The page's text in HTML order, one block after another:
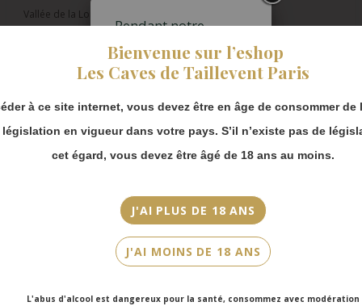
Bienvenue sur l’eshop
Les Caves de Taillevent Paris
à ce site internet, vous devez être en âge de consommer de
législation en vigueur dans votre pays. S’il n’existe pas de
cet égard, vous devez être âgé de 18 ans au moins.
J'AI PLUS DE 18 ANS
J'AI MOINS DE 18 ANS
L'abus d'alcool est dangereux pour la santé, consommez avec modération
Vallée de la Loire
Vin de France
Millésime
Couleur
Pendant notre
fermeture estivale,
vous pouvez
continuer à passer
Merci de bien
prendre en compte :
Les envois
partir du 31 août.
Les commandes
en click-and-
collect (cave
Faubourg Saint-